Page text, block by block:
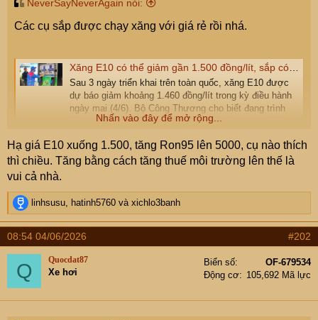
r
NeverSayNeverAgain nói:
Các cụ sắp được chạy xăng với giá rẻ rồi nhá.
Xăng E10 có thể giảm gần 1.500 đồng/lít, sắp có cơ chế giá riêng
Sau 3 ngày triển khai trên toàn quốc, xăng E10 được
dự báo giảm khoảng 1.460 đồng/lít trong kỳ điều hành
ngày mai (4/6). Bộ Công Thương cho biết đang trình
Chính phủ cơ chế công bố giá cơ sở riêng cho E10,
hành giá.
tienphong.vn
TPO - Sau 3 ngày triển khai trên toàn quốc, xăng E10
được dự báo giảm khoảng 1.460 đồng/lít trong kỳ điều
hành ngày mai (4/6). Bộ Công Thương cho biết đang
trình Chính phủ cơ chế công bố giá cơ sở riêng cho E10,
thay thế xăng khoáng RON95-III trong công tác điều hành
giá.
Nhấn vào đây để mở rộng...
Hạ giá E10 xuống 1.500, tăng Ron95 lên 5000, cụ nào thích
thì chiều. Tăng bằng cách tăng thuế môi trường lên thế là
vui cả nhà.
R
e
a
c
t
i
n
s
linhsusu, hatinh5760 và xichlo3banh
08:54 04/06/2026 #202
Q Quocdat87
Xe hơi
Biển số
OF-679534
Động cơ
105,692 Mã lực